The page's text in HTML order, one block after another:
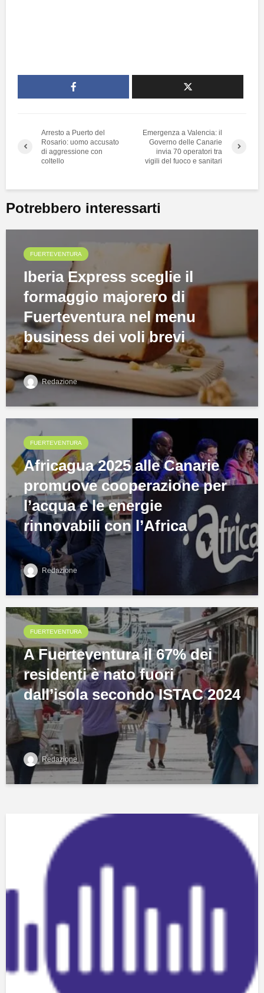
Arresto a Puerto del
Rosario: uomo accusato
di aggressione con
coltello
Emergenza a Valencia: il
Governo delle Canarie
invia 70 operatori tra
vigili del fuoco e sanitari
Potrebbero interessarti
FUERTEVENTURA
Iberia Express sceglie il
formaggio majorero di
Fuerteventura nel menu
business dei voli brevi
Redazione
FUERTEVENTURA
Africagua 2025 alle Canarie
promuove cooperazione per
l’acqua e le energie
rinnovabili con l’Africa
Redazione
FUERTEVENTURA
A Fuerteventura il 67% dei
residenti è nato fuori
dall’isola secondo ISTAC 2024
Redazione